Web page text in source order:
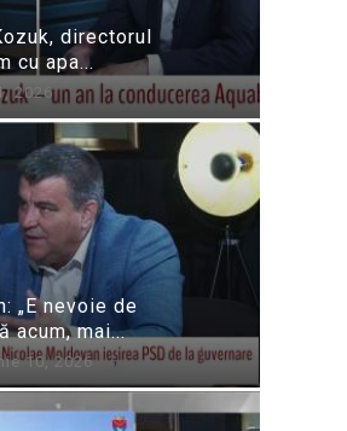
directorul
cu apa...
2026
„E nevoie de
acum, mai...
10, 2026